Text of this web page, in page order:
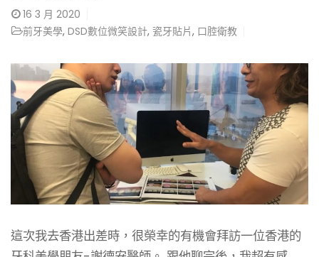
16 3 月 2020
前牙美學, DSD數位微笑設計, 瓷牙貼片, 口腔衛教
這次我去香港出差時，很榮幸的有機會拜訪一位香港的